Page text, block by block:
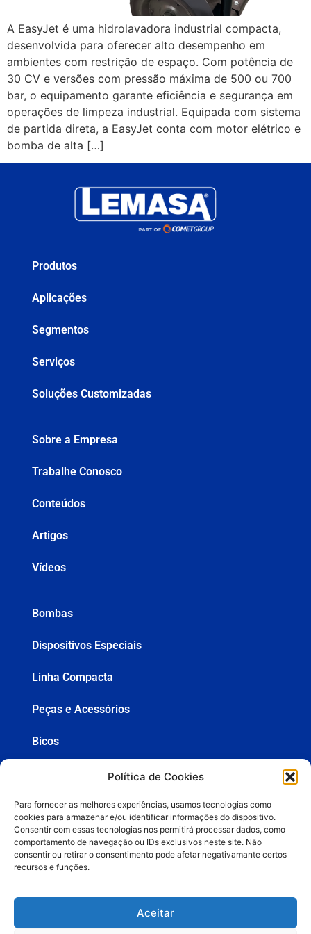
Política de Cookies
Para fornecer as melhores experiências, usamos tecnologias como
cookies para armazenar e/ou identificar informações do dispositivo.
Consentir com essas tecnologias nos permitirá processar dados, como
comportamento de navegação ou IDs exclusivos neste site. Não
consentir ou retirar o consentimento pode afetar negativamante certos
recursos e funções.
Aceitar
A EasyJet é uma hidrolavadora industrial compacta,
desenvolvida para oferecer alto desempenho em
ambientes com restrição de espaço. Com potência de
30 CV e versões com pressão máxima de 500 ou 700
bar, o equipamento garante eficiência e segurança em
operações de limpeza industrial. Equipada com sistema
de partida direta, a EasyJet conta com motor elétrico e
bomba de alta […]
Produtos
Aplicações
Segmentos
Serviços
Soluções Customizadas
Sobre a Empresa
Trabalhe Conosco
Conteúdos
Artigos
Vídeos
Bombas
Dispositivos Especiais
Linha Compacta
Peças e Acessórios
Bicos
Pistolas
+55 (19) 3936-8555